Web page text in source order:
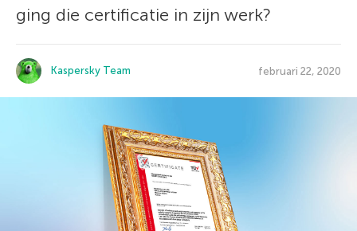
ging die certificatie in zijn werk?
Kaspersky Team februari 22, 2020